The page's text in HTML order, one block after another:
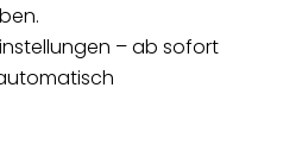
– ab sofort